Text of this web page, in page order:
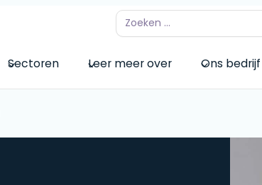
Sectoren Leer meer over Ons bedrijf